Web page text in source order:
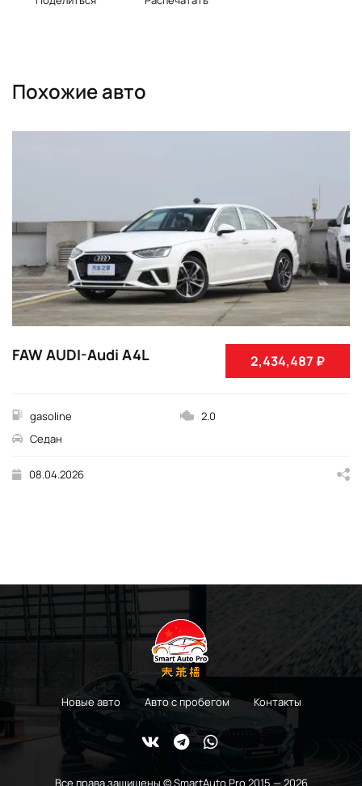
Поделиться Распечатать
Похожие авто
2,434,487 ₽
FAW AUDI-Audi A4L
gasoline
2.0
Седан
08.04.2026
Новые авто Авто с пробегом Контакты